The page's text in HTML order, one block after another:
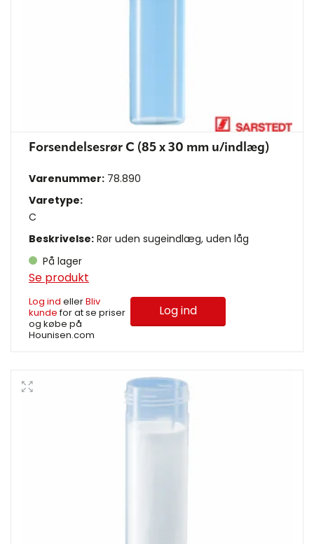
Forsendelsesrør C (85 x 30 mm u/indlæg)
Varenummer: 78.890
Varetype:
C
Beskrivelse: Rør uden sugeindlæg, uden låg
På lager
Se produkt
Log ind ellerBliv
kundefor at se priser
og købe på
Hounisen.com
Log ind